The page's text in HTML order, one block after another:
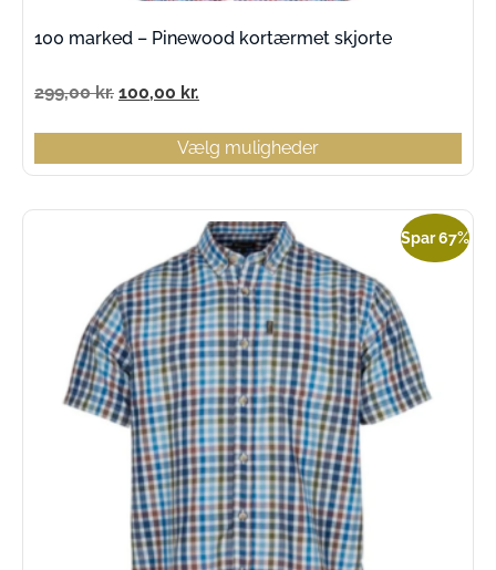
100 marked – Pinewood kortærmet skjorte
299,00kr. 100,00 kr.
Vælg muligheder
Spar 67%